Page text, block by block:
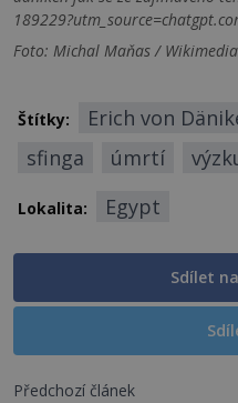
Foto: Michal Maňas /
Štítky: Erich von
sfinga
úmrtí
Lokalita: Egypt
Sdílet
Předchozí článek